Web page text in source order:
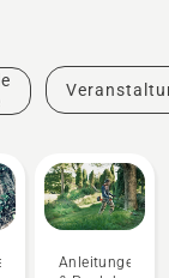
Anleitungen